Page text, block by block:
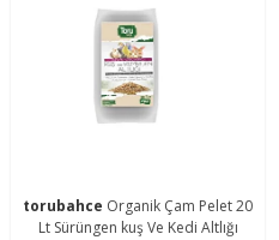
torubahce Organik Çam Pelet 20
Lt Sürüngen kuş Ve Kedi Altlığı